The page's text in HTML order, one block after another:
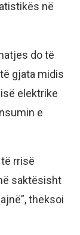
në
do të
gjata midis
elektrike
e
rrisë
saktësisht
theksoi